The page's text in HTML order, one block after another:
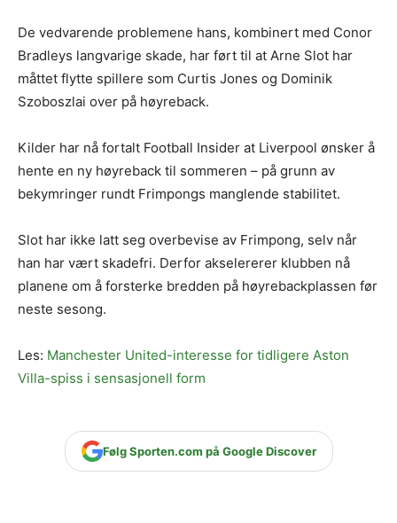
De vedvarende problemene hans, kombinert med Conor
Bradleys langvarige skade, har ført til at Arne Slot har
måttet flytte spillere som Curtis Jones og Dominik
Szoboszlai over på høyreback.
Kilder har nå fortalt Football Insider at Liverpool ønsker å
hente en ny høyreback til sommeren – på grunn av
bekymringer rundt Frimpongs manglende stabilitet.
Slot har ikke latt seg overbevise av Frimpong, selv når
han har vært skadefri. Derfor akselererer klubben nå
planene om å forsterke bredden på høyrebackplassen før
neste sesong.
Les: Manchester United-interesse for tidligere Aston
Villa-spiss i sensasjonell form
Følg Sporten.com på Google Discover